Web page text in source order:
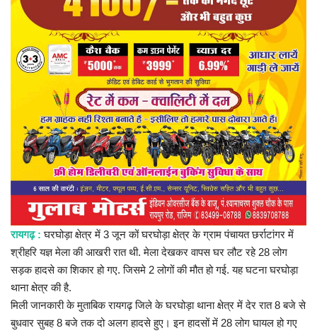
मनोरंजन
राजनीति
मैगज़ीन की लेख
प्रमुख खबर
हेल्थ
Language
English hindi
रायगढ़ : घरघोड़ा क्षेत्र में 3 जून कों घरघोड़ा क्षेत्र के ग्राम पंचायत छर्राटांगर में
श्रीहरि यज्ञ मेला की आखरी रात थी. मेला देखकर वापस घर लौट रहे 28 लोग
सड़क हादसे का शिकार हो गए. जिसमे 2 लोगों की मौत हो गई. यह घटना घरघोड़ा
थाना क्षेत्र की है.
मिली जानकारी के मुताबिक रायगढ़ जिले के घरघोड़ा थाना क्षेत्र में देर रात 8 बजे से
बुधवार सुबह 8 बजे तक दो अलग हादसे हुए। इन हादसों में 28 लोग घायल हो गए